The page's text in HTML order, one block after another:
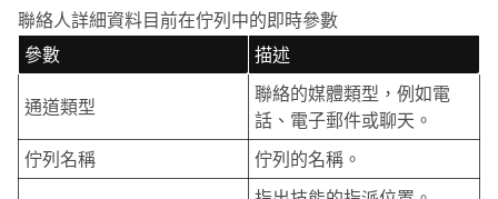
聯絡人詳細資料目前在佇列中的即時參數
參數
描述
通道類型
聯絡的媒體類型，例如電
話、電子郵件或聊天。
佇列名稱
佇列的名稱。